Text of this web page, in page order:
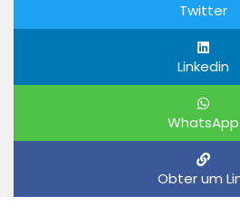
Twitter
Linkedin
WhatsApp
Obter um